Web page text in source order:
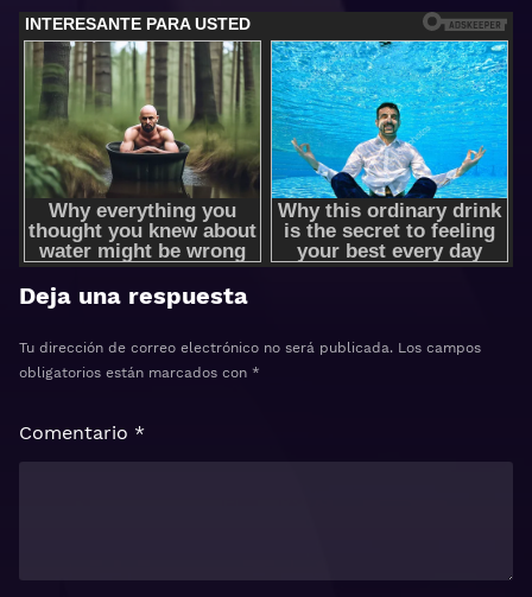
Deja una respuesta
Tu dirección de correo electrónico no será publicada. Los campos
obligatorios están marcados con *
Comentario *